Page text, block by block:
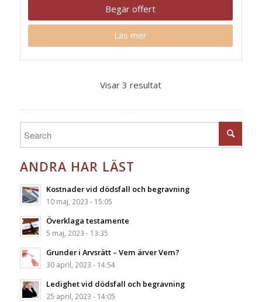
Begär offert
Läs mer
Visar 3 resultat
ANDRA HAR LÄST
Kostnader vid dödsfall och begravning
10 maj, 2023 - 15:05
Överklaga testamente
5 maj, 2023 - 13:35
Grunder i Arvsrätt – Vem ärver Vem?
30 april, 2023 - 14:54
Ledighet vid dödsfall och begravning
25 april, 2023 - 14:05